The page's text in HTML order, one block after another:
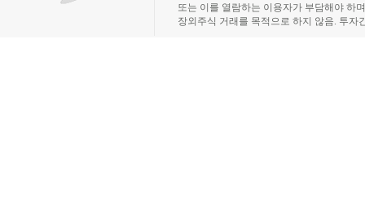
또는 이를 열람하는 이용자가 부담해야 하
장외주식 거래를 목적으로 하지 않음. 투